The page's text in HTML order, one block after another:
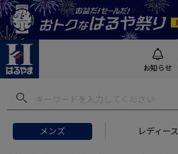
お知らせ
メンズ レディース